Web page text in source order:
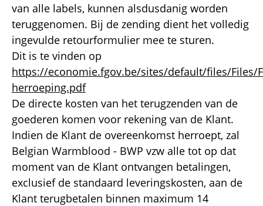
van alle labels, kunnen alsdusdanig worden
teruggenomen. Bij de zending dient het volledig
ingevulde retourformulier mee te sturen.
Dit is te vinden op
https://economie.fgov.be/sites/default/files/Files/
herroeping.pdf
De directe kosten van het terugzenden van de
goederen komen voor rekening van de Klant.
Indien de Klant de overeenkomst herroept, zal
Belgian Warmblood - BWP vzw alle tot op dat
moment van de Klant ontvangen betalingen,
exclusief de standaard leveringskosten, aan de
Klant terugbetalen binnen maximum 14